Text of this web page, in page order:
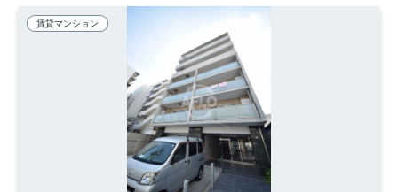
賃貸マンション